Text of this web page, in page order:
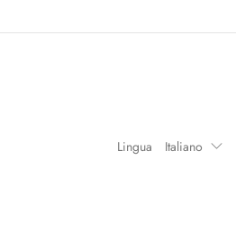
Lingua Italiano